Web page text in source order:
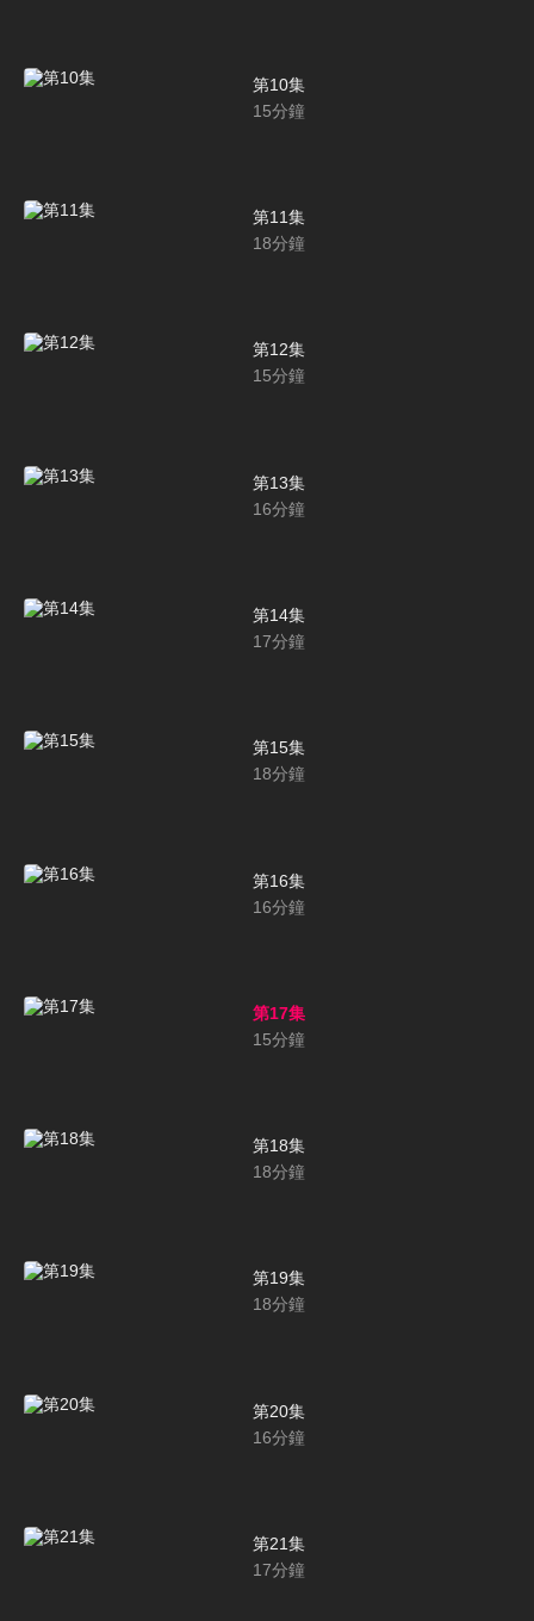
第10集
15分鐘
第11集
18分鐘
第12集
15分鐘
第13集
16分鐘
第14集
17分鐘
第15集
18分鐘
第16集
16分鐘
第17集
15分鐘
第18集
18分鐘
第19集
18分鐘
第20集
16分鐘
第21集
17分鐘